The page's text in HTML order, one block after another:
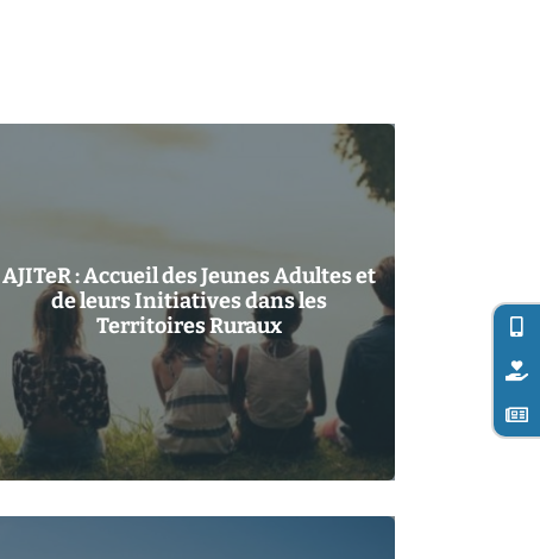
AJITeR : Accueil des Jeunes Adultes et
de leurs Initiatives dans les
Territoires Ruraux